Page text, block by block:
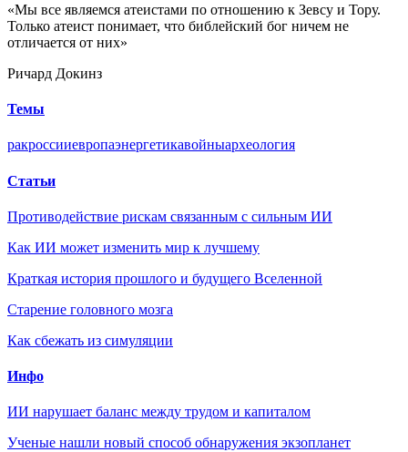
«Мы все являемся атеистами по отношению к Зевсу и Тору.
Только атеист понимает, что библейский бог ничем не
отличается от них»
Ричард Докинз
Темы
ракроссииевропаэнергетикавойныархеология
Статьи
Противодействие рискам связанным с сильным ИИ
Как ИИ может изменить мир к лучшему
Краткая история прошлого и будущего Вселенной
Старение головного мозга
Как сбежать из симуляции
Инфо
ИИ нарушает баланс между трудом и капиталом
Ученые нашли новый способ обнаружения экзопланет